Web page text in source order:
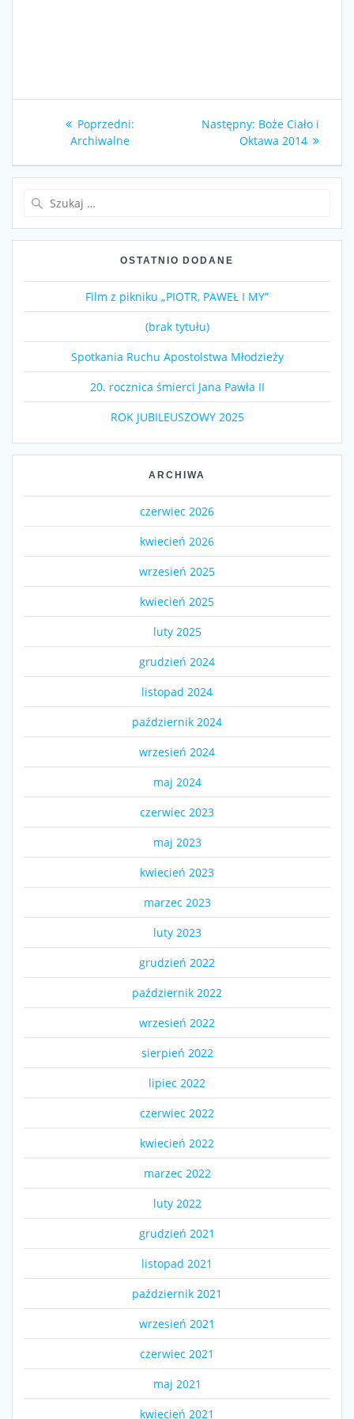
Nawigacja
wpisu
Poprzedni:
Archiwalne
Następny: Następny
wpis:
Boże Ciało i
Oktawa 2014
OSTATNIO DODANE
Film z pikniku „PIOTR, PAWEŁ I MY”
(brak tytułu)
Spotkania Ruchu Apostolstwa Młodzieży
20. rocznica śmierci Jana Pawła II
ROK JUBILEUSZOWY 2025
ARCHIWA
czerwiec 2026
kwiecień 2026
wrzesień 2025
kwiecień 2025
luty 2025
grudzień 2024
listopad 2024
październik 2024
wrzesień 2024
maj 2024
czerwiec 2023
maj 2023
kwiecień 2023
marzec 2023
luty 2023
grudzień 2022
październik 2022
wrzesień 2022
sierpień 2022
lipiec 2022
czerwiec 2022
kwiecień 2022
marzec 2022
luty 2022
grudzień 2021
listopad 2021
październik 2021
wrzesień 2021
czerwiec 2021
maj 2021
kwiecień 2021